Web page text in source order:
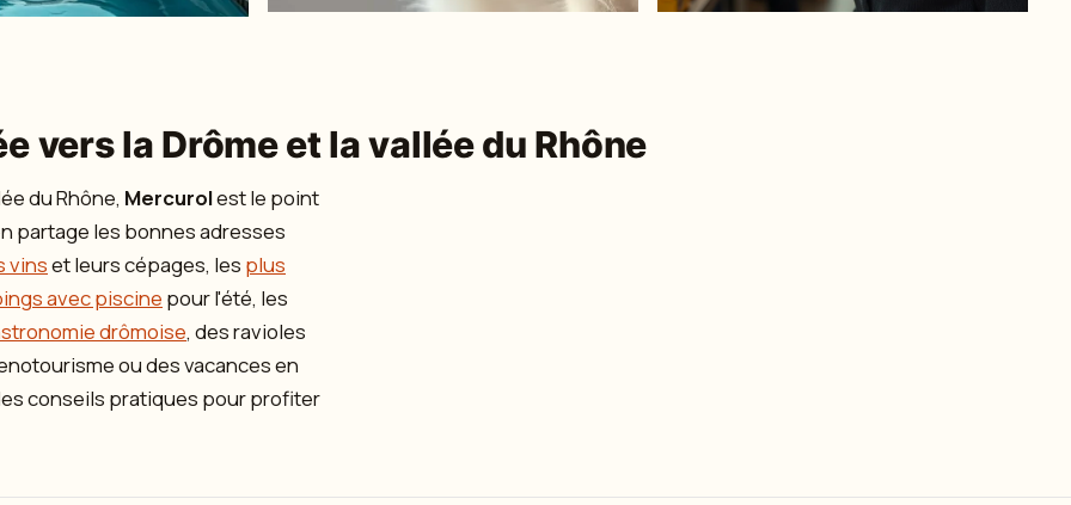
vers la Drôme et la vallée du Rhône
du Rhône, Mercurolest le point
partage les bonnes adresses
vinset leurs cépages, les plus
avec piscine pour l'été, les
drômoise, des ravioles
ou des vacances en
conseils pratiques pour profiter